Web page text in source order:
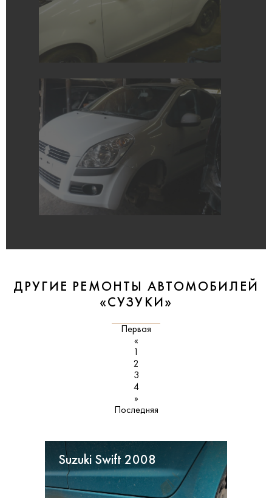
ДРУГИЕ РЕМОНТЫ АВТОМОБИЛЕЙ
«СУЗУКИ»
Первая
«
1
2
3
4
»
Последняя
Suzuki Swift 2008